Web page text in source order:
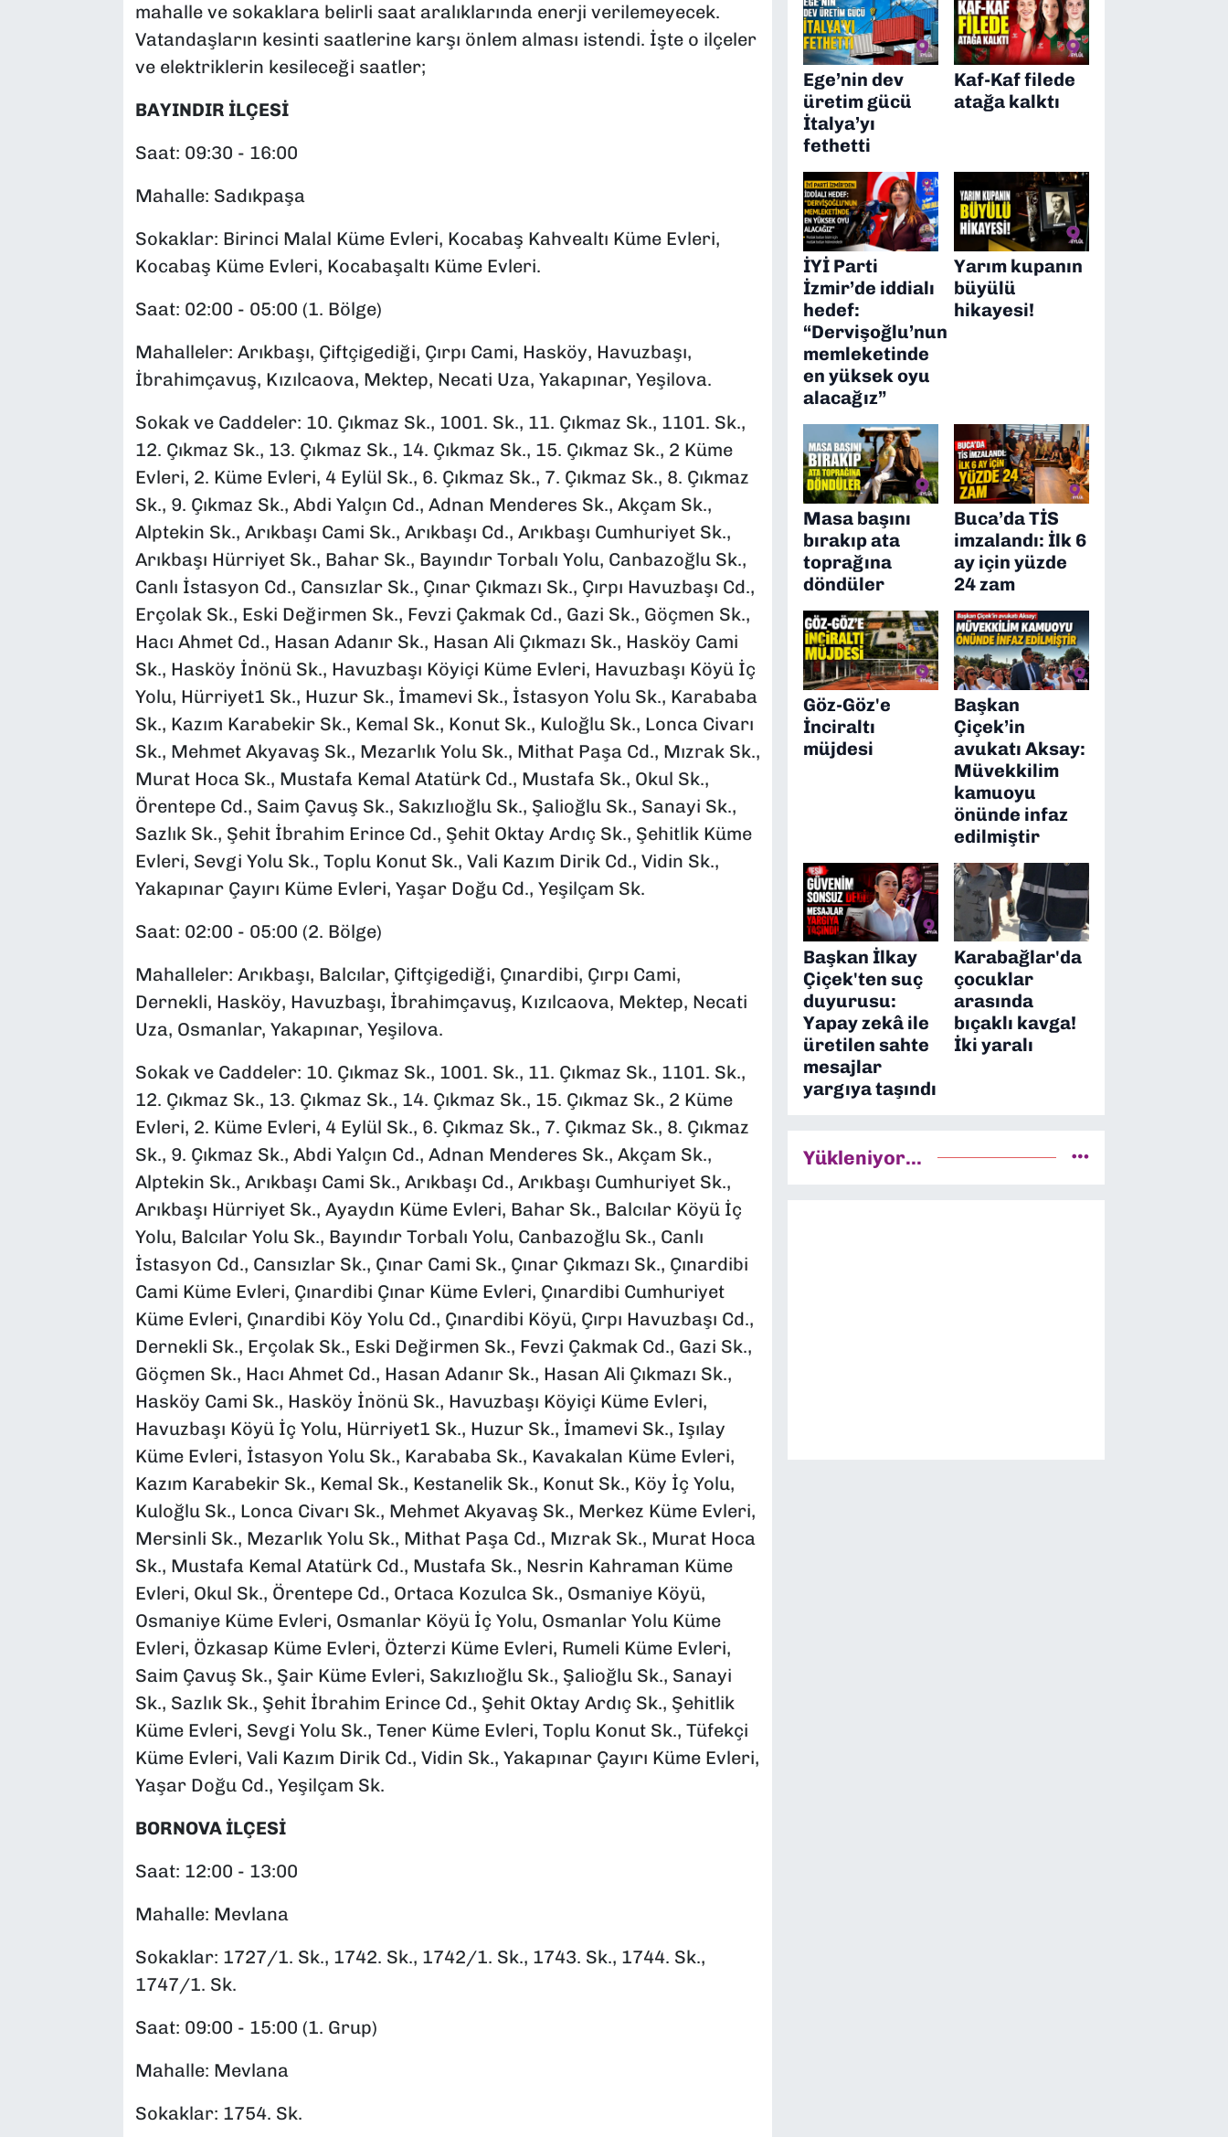
mahalle ve sokaklara belirli saat aralıklarında enerji verilemeyecek.
Vatandaşların kesinti saatlerine karşı önlem alması istendi. İşte o ilçeler
ve elektriklerin kesileceği saatler;
BAYINDIR İLÇESİ
Saat: 09:30 - 16:00
Mahalle: Sadıkpaşa
Sokaklar: Birinci Malal Küme Evleri, Kocabaş Kahvealtı Küme Evleri,
Kocabaş Küme Evleri, Kocabaşaltı Küme Evleri.
Saat: 02:00 - 05:00 (1. Bölge)
Mahalleler: Arıkbaşı, Çiftçigediği, Çırpı Cami, Hasköy, Havuzbaşı,
İbrahimçavuş, Kızılcaova, Mektep, Necati Uza, Yakapınar, Yeşilova.
Sokak ve Caddeler: 10. Çıkmaz Sk., 1001. Sk., 11. Çıkmaz Sk., 1101. Sk.,
12. Çıkmaz Sk., 13. Çıkmaz Sk., 14. Çıkmaz Sk., 15. Çıkmaz Sk., 2 Küme
Evleri, 2. Küme Evleri, 4 Eylül Sk., 6. Çıkmaz Sk., 7. Çıkmaz Sk., 8. Çıkmaz
Sk., 9. Çıkmaz Sk., Abdi Yalçın Cd., Adnan Menderes Sk., Akçam Sk.,
Alptekin Sk., Arıkbaşı Cami Sk., Arıkbaşı Cd., Arıkbaşı Cumhuriyet Sk.,
Arıkbaşı Hürriyet Sk., Bahar Sk., Bayındır Torbalı Yolu, Canbazoğlu Sk.,
Canlı İstasyon Cd., Cansızlar Sk., Çınar Çıkmazı Sk., Çırpı Havuzbaşı Cd.,
Erçolak Sk., Eski Değirmen Sk., Fevzi Çakmak Cd., Gazi Sk., Göçmen Sk.,
Hacı Ahmet Cd., Hasan Adanır Sk., Hasan Ali Çıkmazı Sk., Hasköy Cami
Sk., Hasköy İnönü Sk., Havuzbaşı Köyiçi Küme Evleri, Havuzbaşı Köyü İç
Yolu, Hürriyet1 Sk., Huzur Sk., İmamevi Sk., İstasyon Yolu Sk., Karababa
Sk., Kazım Karabekir Sk., Kemal Sk., Konut Sk., Kuloğlu Sk., Lonca Civarı
Sk., Mehmet Akyavaş Sk., Mezarlık Yolu Sk., Mithat Paşa Cd., Mızrak Sk.,
Murat Hoca Sk., Mustafa Kemal Atatürk Cd., Mustafa Sk., Okul Sk.,
Örentepe Cd., Saim Çavuş Sk., Sakızlıoğlu Sk., Şalioğlu Sk., Sanayi Sk.,
Sazlık Sk., Şehit İbrahim Erince Cd., Şehit Oktay Ardıç Sk., Şehitlik Küme
Evleri, Sevgi Yolu Sk., Toplu Konut Sk., Vali Kazım Dirik Cd., Vidin Sk.,
Yakapınar Çayırı Küme Evleri, Yaşar Doğu Cd., Yeşilçam Sk.
Saat: 02:00 - 05:00 (2. Bölge)
Mahalleler: Arıkbaşı, Balcılar, Çiftçigediği, Çınardibi, Çırpı Cami,
Dernekli, Hasköy, Havuzbaşı, İbrahimçavuş, Kızılcaova, Mektep, Necati
Uza, Osmanlar, Yakapınar, Yeşilova.
Sokak ve Caddeler: 10. Çıkmaz Sk., 1001. Sk., 11. Çıkmaz Sk., 1101. Sk.,
12. Çıkmaz Sk., 13. Çıkmaz Sk., 14. Çıkmaz Sk., 15. Çıkmaz Sk., 2 Küme
Evleri, 2. Küme Evleri, 4 Eylül Sk., 6. Çıkmaz Sk., 7. Çıkmaz Sk., 8. Çıkmaz
Sk., 9. Çıkmaz Sk., Abdi Yalçın Cd., Adnan Menderes Sk., Akçam Sk.,
Alptekin Sk., Arıkbaşı Cami Sk., Arıkbaşı Cd., Arıkbaşı Cumhuriyet Sk.,
Arıkbaşı Hürriyet Sk., Ayaydın Küme Evleri, Bahar Sk., Balcılar Köyü İç
Yolu, Balcılar Yolu Sk., Bayındır Torbalı Yolu, Canbazoğlu Sk., Canlı
İstasyon Cd., Cansızlar Sk., Çınar Cami Sk., Çınar Çıkmazı Sk., Çınardibi
Cami Küme Evleri, Çınardibi Çınar Küme Evleri, Çınardibi Cumhuriyet
Küme Evleri, Çınardibi Köy Yolu Cd., Çınardibi Köyü, Çırpı Havuzbaşı Cd.,
Dernekli Sk., Erçolak Sk., Eski Değirmen Sk., Fevzi Çakmak Cd., Gazi Sk.,
Göçmen Sk., Hacı Ahmet Cd., Hasan Adanır Sk., Hasan Ali Çıkmazı Sk.,
Hasköy Cami Sk., Hasköy İnönü Sk., Havuzbaşı Köyiçi Küme Evleri,
Havuzbaşı Köyü İç Yolu, Hürriyet1 Sk., Huzur Sk., İmamevi Sk., Işılay
Küme Evleri, İstasyon Yolu Sk., Karababa Sk., Kavakalan Küme Evleri,
Kazım Karabekir Sk., Kemal Sk., Kestanelik Sk., Konut Sk., Köy İç Yolu,
Kuloğlu Sk., Lonca Civarı Sk., Mehmet Akyavaş Sk., Merkez Küme Evleri,
Mersinli Sk., Mezarlık Yolu Sk., Mithat Paşa Cd., Mızrak Sk., Murat Hoca
Sk., Mustafa Kemal Atatürk Cd., Mustafa Sk., Nesrin Kahraman Küme
Evleri, Okul Sk., Örentepe Cd., Ortaca Kozulca Sk., Osmaniye Köyü,
Osmaniye Küme Evleri, Osmanlar Köyü İç Yolu, Osmanlar Yolu Küme
Evleri, Özkasap Küme Evleri, Özterzi Küme Evleri, Rumeli Küme Evleri,
Saim Çavuş Sk., Şair Küme Evleri, Sakızlıoğlu Sk., Şalioğlu Sk., Sanayi
Sk., Sazlık Sk., Şehit İbrahim Erince Cd., Şehit Oktay Ardıç Sk., Şehitlik
Küme Evleri, Sevgi Yolu Sk., Tener Küme Evleri, Toplu Konut Sk., Tüfekçi
Küme Evleri, Vali Kazım Dirik Cd., Vidin Sk., Yakapınar Çayırı Küme Evleri,
Yaşar Doğu Cd., Yeşilçam Sk.
BORNOVA İLÇESİ
Saat: 12:00 - 13:00
Mahalle: Mevlana
Sokaklar: 1727/1. Sk., 1742. Sk., 1742/1. Sk., 1743. Sk., 1744. Sk.,
1747/1. Sk.
Saat: 09:00 - 15:00 (1. Grup)
Mahalle: Mevlana
Sokaklar: 1754. Sk.
Ege’nin dev
üretim gücü
İtalya’yı
fethetti
Kaf-Kaf filede
atağa kalktı
İYİ Parti
İzmir’de iddialı
hedef:
“Dervişoğlu’nun
memleketinde
en yüksek oyu
alacağız”
Yarım kupanın
büyülü
hikayesi!
Masa başını
bırakıp ata
toprağına
döndüler
Buca’da TİS
imzalandı: İlk 6
ay için yüzde
24 zam
Göz-Göz'e
İnciraltı
müjdesi
Başkan
Çiçek’in
avukatı Aksay:
Müvekkilim
kamuoyu
önünde infaz
edilmiştir
Başkan İlkay
Çiçek'ten suç
duyurusu:
Yapay zekâ ile
üretilen sahte
mesajlar
yargıya taşındı
Karabağlar'da
çocuklar
arasında
bıçaklı kavga!
İki yaralı
Yükleniyor...